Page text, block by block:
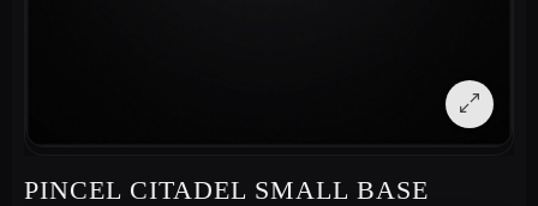
PINCEL CITADEL SMALL BASE